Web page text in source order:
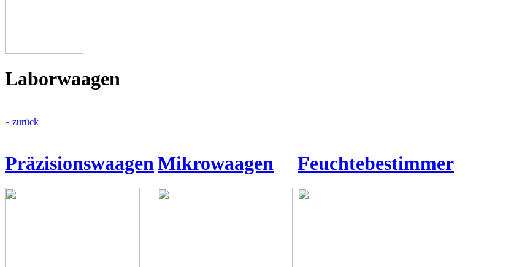
Laborwaagen
« zurück
PräzisionswaagenMikrowaagen Feuchtebestimmer